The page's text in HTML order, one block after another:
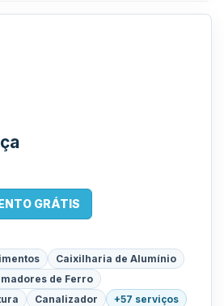
GRÁTIS
Caixilharia de Alumínio
de Ferro
Canalizador +57 serviços